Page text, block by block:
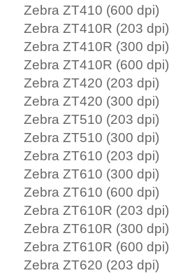
Zebra ZT410 (600 dpi)
Zebra ZT410R (203 dpi)
Zebra ZT410R (300 dpi)
Zebra ZT410R (600 dpi)
Zebra ZT420 (203 dpi)
Zebra ZT420 (300 dpi)
Zebra ZT510 (203 dpi)
Zebra ZT510 (300 dpi)
Zebra ZT610 (203 dpi)
Zebra ZT610 (300 dpi)
Zebra ZT610 (600 dpi)
Zebra ZT610R (203 dpi)
Zebra ZT610R (300 dpi)
Zebra ZT610R (600 dpi)
Zebra ZT620 (203 dpi)